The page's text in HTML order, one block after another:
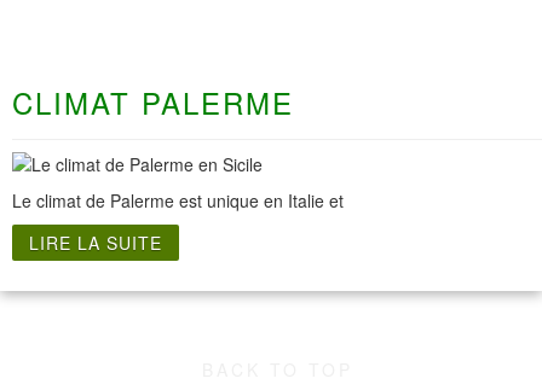
CLIMAT PALERME
Le climat de Palerme est unique en Italie et
LIRE LA SUITE